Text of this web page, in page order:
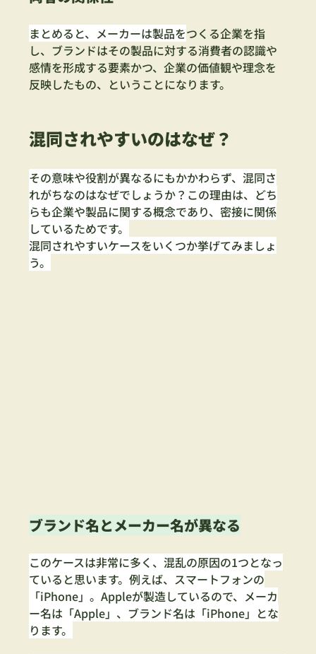
まとめると、メーカーは製品をつくる企業を指
し、ブランドはその製品に対する消費者の認識や
感情を形成する要素かつ、企業の価値観や理念を
反映したもの、ということになります。
混同されやすいのはなぜ？
その意味や役割が異なるにもかかわらず、混同さ
れがちなのはなぜでしょうか？この理由は、どち
らも企業や製品に関する概念であり、密接に関係
しているためです。
混同されやすいケースをいくつか挙げてみましょ
う。
ブランド名とメーカー名が異なる
このケースは非常に多く、混乱の原因の1つとなっ
ていると思います。例えば、スマートフォンの
「iPhone」。Appleが製造しているので、メーカ
ー名は「Apple」、ブランド名は「iPhone」とな
ります。